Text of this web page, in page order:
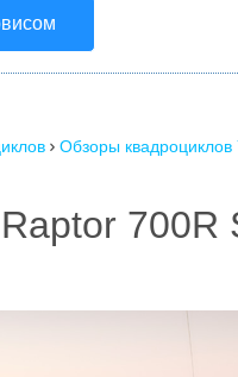
 Обзоры квадроциклов
700R